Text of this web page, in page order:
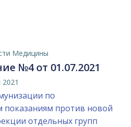
Медицины
№4 от 01.07.2021
по
показаниям против новой
отдельных групп